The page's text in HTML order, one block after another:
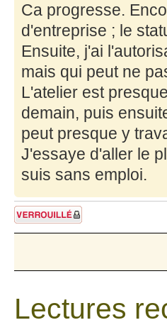
Ca progresse.
d'entreprise ; le
Ensuite, j'ai
mais qui peut ne
L'atelier est
demain, puis
peut presque y
J'essaye d'aller le
suis sans emploi.
Sujet verrouillé
Lectures